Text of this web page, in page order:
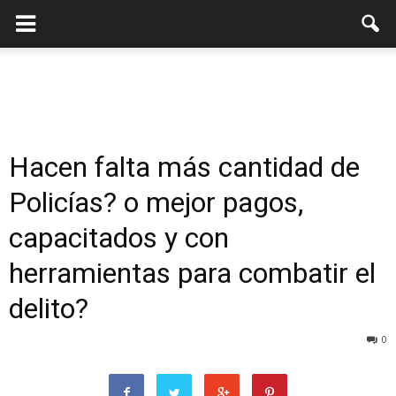
Hacen falta más cantidad de
Policías? o mejor pagos,
capacitados y con
herramientas para combatir el
delito?
0